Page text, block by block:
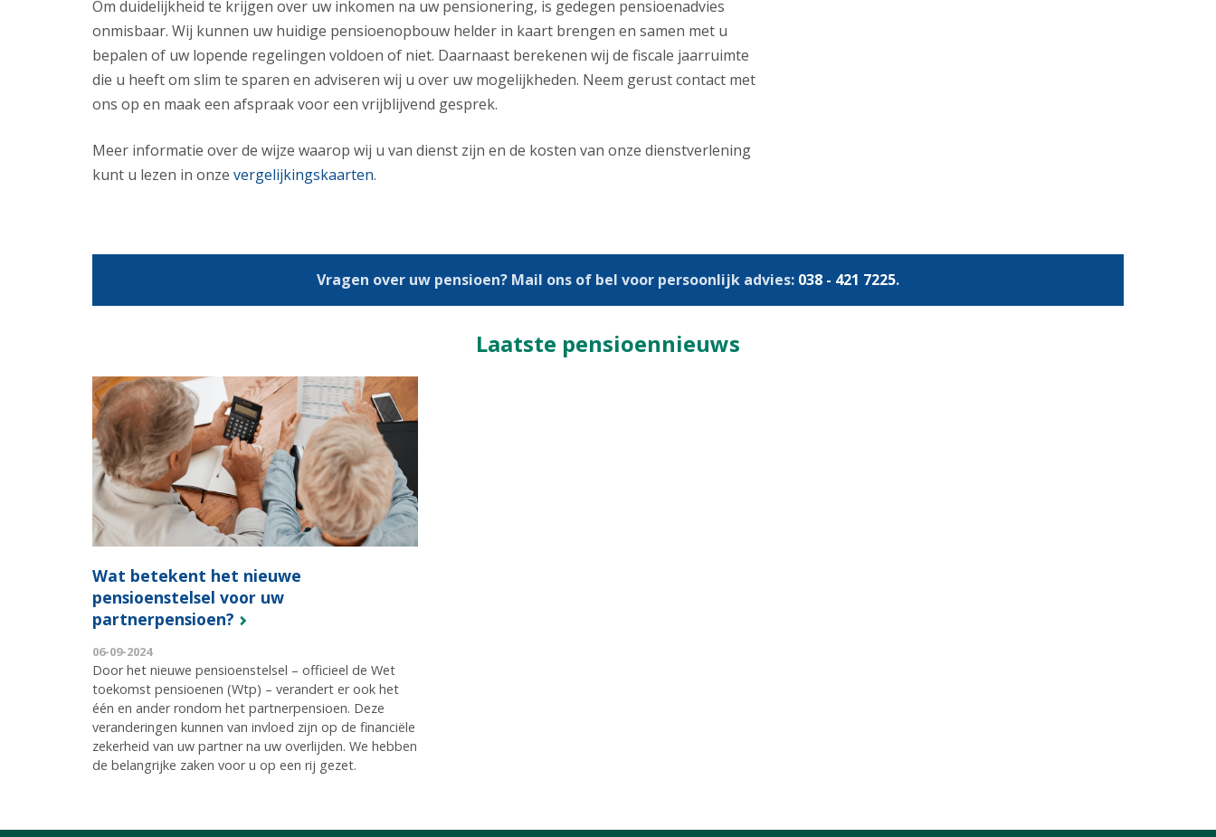
Om duidelijkheid te krijgen over uw inkomen na uw pensionering, is gedegen pensioenadvies
onmisbaar. Wij kunnen uw huidige pensioenopbouw helder in kaart brengen en samen met u
bepalen of uw lopende regelingen voldoen of niet. Daarnaast berekenen wij de fiscale jaarruimte
die u heeft om slim te sparen en adviseren wij u over uw mogelijkheden. Neem gerust contact met
ons op en maak een afspraak voor een vrijblijvend gesprek.
Meer informatie over de wijze waarop wij u van dienst zijn en de kosten van onze dienstverlening
kunt u lezen in onze vergelijkingskaarten.
Vragen over uw pensioen? Mail ons of bel voor persoonlijk advies: 038 - 421 7225.
Laatste pensioennieuws
Wat betekent het nieuwe
pensioenstelsel voor uw
partnerpensioen?
06-09-2024
Door het nieuwe pensioenstelsel – officieel de Wet
toekomst pensioenen (Wtp) – verandert er ook het
één en ander rondom het partnerpensioen. Deze
veranderingen kunnen van invloed zijn op de financiële
zekerheid van uw partner na uw overlijden. We hebben
de belangrijke zaken voor u op een rij gezet.